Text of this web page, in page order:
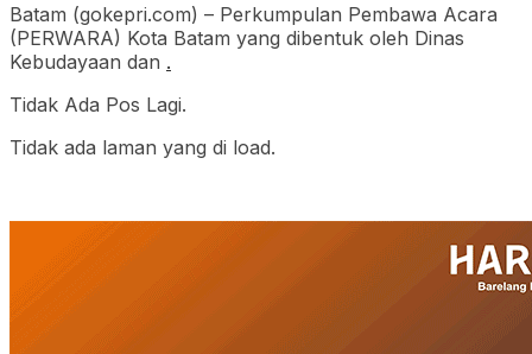
Batam (gokepri.com) – Perkumpulan Pembawa Acara
(PERWARA) Kota Batam yang dibentuk oleh Dinas
Kebudayaan dan .
Tidak Ada Pos Lagi.
Tidak ada laman yang di load.